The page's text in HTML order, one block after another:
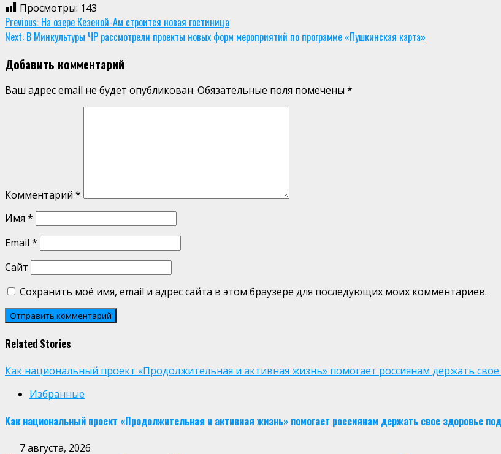
Просмотры: 143
Continue
Reading
Previous: На озере Кезеной-Ам строится новая гостиница
Next: В Минкультуры ЧР рассмотрели проекты новых форм мероприятий по программе «Пушкинская карта»
Добавить комментарий
Ваш адрес email не будет опубликован. Обязательные поля помечены *
Комментарий *
Имя *
Email *
Сайт
Сохранить моё имя, email и адрес сайта в этом браузере для последующих моих комментариев.
Related Stories
Как национальный проект «Продолжительная и активная жизнь» помогает россиянам держать
Избранные
Как национальный проект «Продолжительная и активная жизнь» помогает россиянам держать свое здоровье
7 августа, 2026